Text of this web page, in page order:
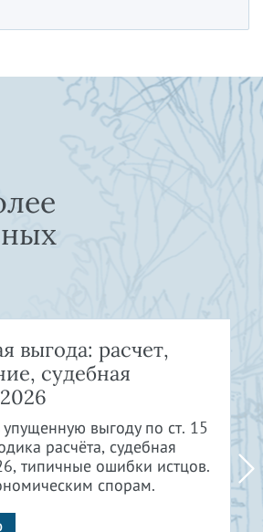
выгода: расчет,
судебная
упущенную выгоду по ст. 15
расчёта, судебная
типичные ошибки истцов.
спорам.